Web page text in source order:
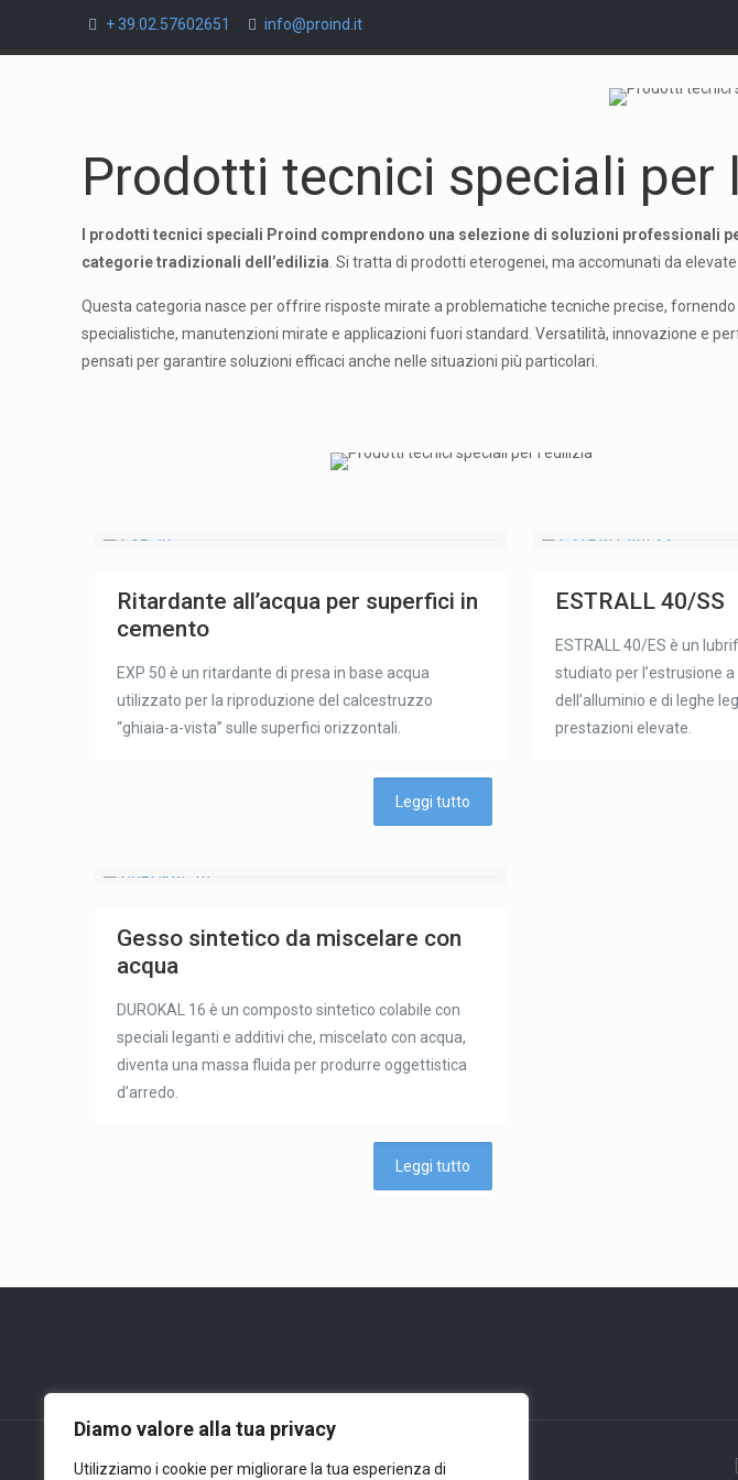
Diamo valore alla tua privacy
Utilizziamo i cookie per migliorare la tua esperienza di
+ 39.02.57602651 info@proind.it
Prodotti tecnici speciali per
I prodotti tecnici speciali Proind comprendono una selezione di soluzioni professionali
categorie tradizionali dell’edilizia . Si tratta di prodotti eterogenei, ma accomunati da
Questa categoria nasce per offrire risposte mirate a problematiche tecniche precise,
specialistiche, manutenzioni mirate e applicazioni fuori standard. Versatilità, innovazione e
pensati per garantire soluzioni efficaci anche nelle situazioni più particolari.
Ritardante all’acqua per superfici in
cemento
EXP 50 è un ritardante di presa in base acqua
utilizzato per la riproduzione del calcestruzzo
“ghiaia-a-vista” sulle superfici orizzontali.
Leggi tutto
ESTRALL 40/SS
ESTRALL 40/ES è un
studiato per l’estrusione
dell’alluminio e di leghe
prestazioni elevate.
Gesso sintetico da miscelare con
acqua
DUROKAL 16 è un composto sintetico colabile con
speciali leganti e additivi che, miscelato con acqua,
diventa una massa fluida per produrre oggettistica
d’arredo.
Leggi tutto